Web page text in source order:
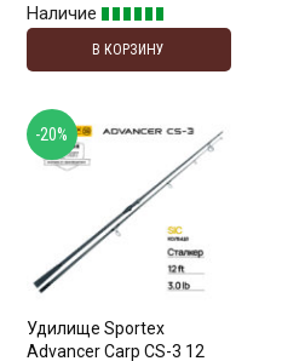
Наличие
В КОРЗИНУ
Удилище Sportex
Advancer Carp CS-3 12
-20%